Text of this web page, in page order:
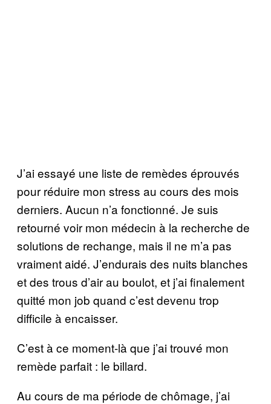
J’ai essayé une liste de remèdes éprouvés
pour réduire mon stress au cours des mois
derniers. Aucun n’a fonctionné. Je suis
retourné voir mon médecin à la recherche de
solutions de rechange, mais il ne m’a pas
vraiment aidé. J’endurais des nuits blanches
et des trous d’air au boulot, et j’ai finalement
quitté mon job quand c’est devenu trop
difficile à encaisser.
C’est à ce moment-là que j’ai trouvé mon
remède parfait : le billard.
Au cours de ma période de chômage, j’ai